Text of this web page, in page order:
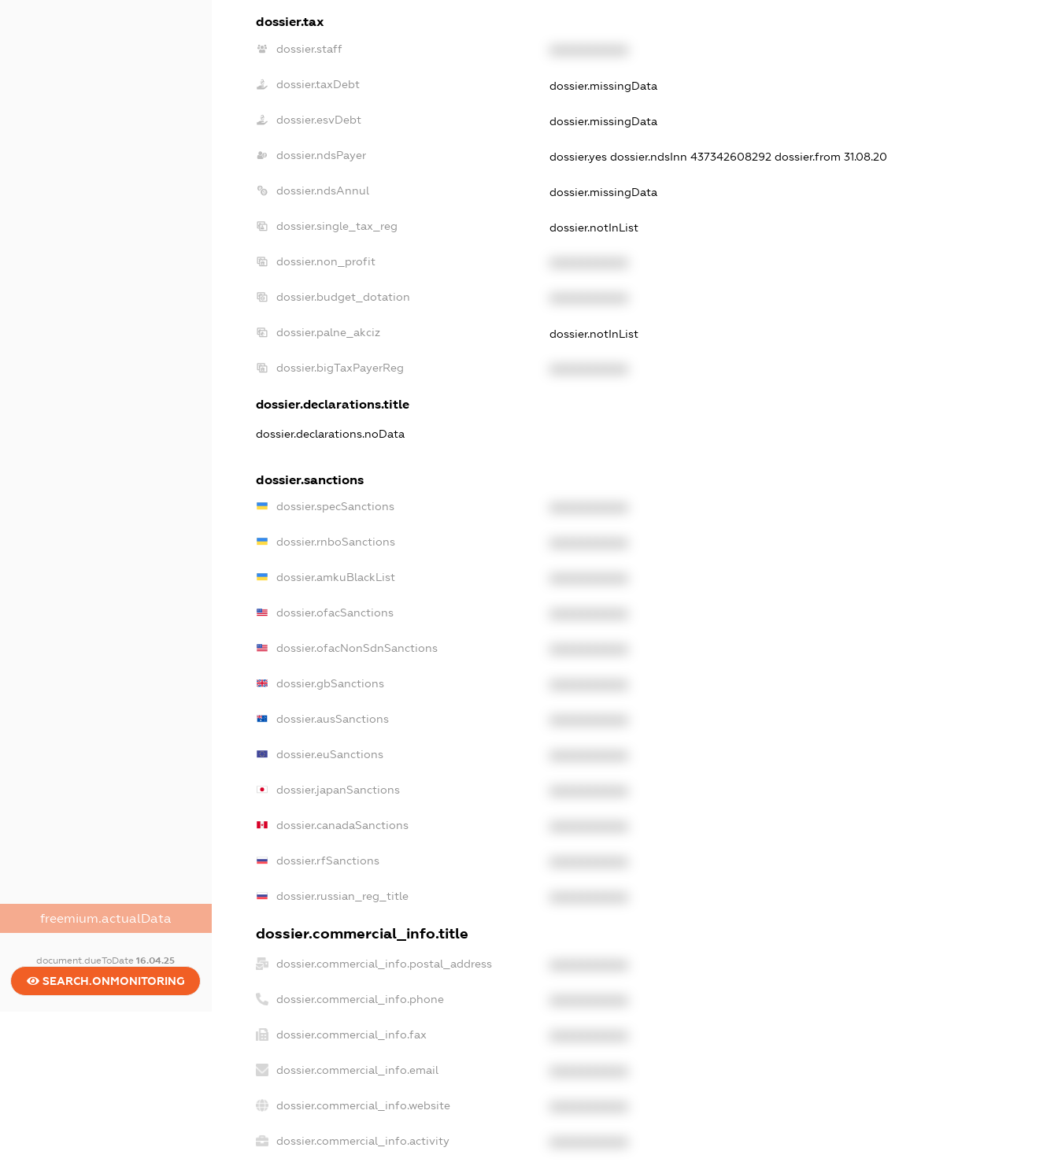
freemium.actualData
document.dueToDate16.04.25
SEARCH.ONMONITORING
dossier.tax
dossier.staff
dossier.taxDebt dossier.missingData
dossier.esvDebt dossier.missingData
dossier.ndsPayer dossier.yes dossier.ndsInn 437342608292 dossier.from 31.08.20
dossier.ndsAnnul dossier.missingData
dossier.single_tax_reg dossier.notInList
dossier.non_profit
dossier.budget_dotation
dossier.palne_akciz dossier.notInList
dossier.bigTaxPayerReg
dossier.declarations.title
dossier.declarations.noData
dossier.sanctions
dossier.specSanctions
dossier.rnboSanctions
dossier.amkuBlackList
dossier.ofacSanctions
dossier.ofacNonSdnSanctions
dossier.gbSanctions
dossier.ausSanctions
dossier.euSanctions
dossier.japanSanctions
dossier.canadaSanctions
dossier.rfSanctions
dossier.russian_reg_title
dossier.commercial_info.title
dossier.commercial_info.postal_address
dossier.commercial_info.phone
dossier.commercial_info.fax
dossier.commercial_info.email
dossier.commercial_info.website
dossier.commercial_info.activity